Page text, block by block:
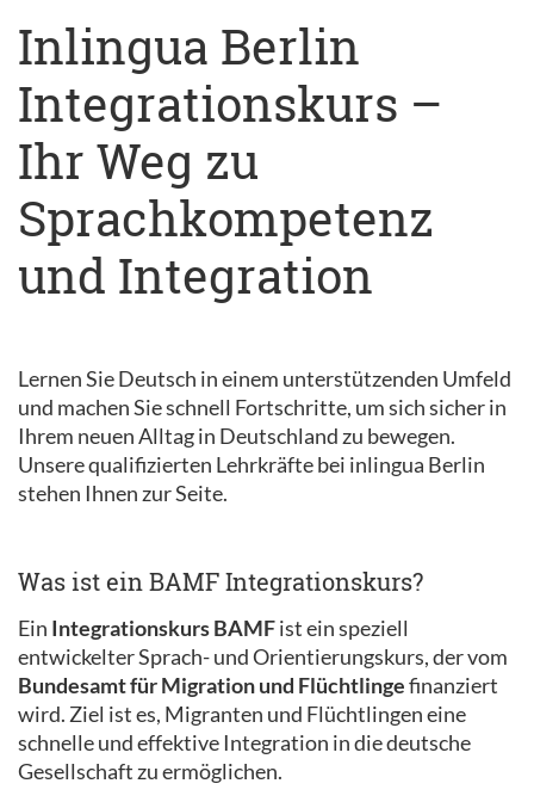
Inlingua Berlin
Integrationskurs –
Ihr Weg zu
Sprachkompetenz
und Integration
Lernen Sie Deutsch in einem unterstützenden Umfeld
und machen Sie schnell Fortschritte, um sich sicher in
Ihrem neuen Alltag in Deutschland zu bewegen.
Unsere qualifizierten Lehrkräfte bei inlingua Berlin
stehen Ihnen zur Seite.
Was ist ein BAMF Integrationskurs?
Ein Integrationskurs BAMFist ein speziell
entwickelter Sprach- und Orientierungskurs, der vom
Bundesamt für Migration und Flüchtlingefinanziert
wird. Ziel ist es, Migranten und Flüchtlingen eine
schnelle und effektive Integration in die deutsche
Gesellschaft zu ermöglichen.